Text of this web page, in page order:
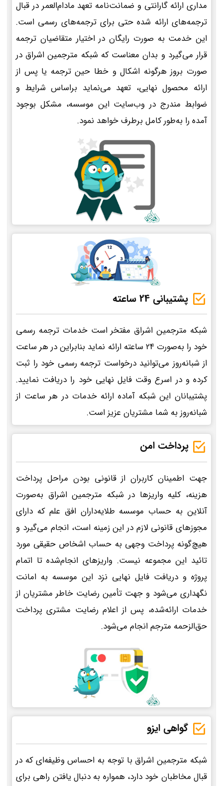
مداری ارائه گارانتی و ضمانت‌نامه تعهد مادام‌العمر در قبال
ترجمه‌های ارائه شده حتی برای ترجمه‌های رسمی است.
این خدمت به صورت رایگان در اختیار متقاضیان ترجمه
قرار می‌گیرد و بدان معناست که شبکه مترجمین اشراق در
صورت بروز هرگونه اشکال و خطا حین ترجمه یا پس از
ارائه محصول نهایی، تعهد می‌نماید براساس شرایط و
ضوابط مندرج در وب‌سایت این موسسه، مشکل بوجود
آمده را به‌طور کامل برطرف خواهد نمود.
پشتیبانی 24 ساعته
شبکه مترجمین اشراق مفتخر است خدمات ترجمه رسمی
خود را به‌صورت 24 ساعته ارائه نماید بنابراین در هر ساعت
از شبانه‌روز می‌توانید درخواست ترجمه رسمی خود را ثبت
کرده و در اسرع وقت فایل نهایی خود را دریافت نمایید.
پشتیبانان این شبکه آماده ارائه خدمات در هر ساعت از
شبانه‌روز به شما مشتریان عزیز است.
پرداخت امن
جهت اطمینان کاربران از قانونی بودن مراحل پرداخت
هزینه، کلیه واریزها در شبکه مترجمین اشراق به‌صورت
آنلاین به حساب موسسه طلایه‌داران افق علم که دارای
مجوزهای قانونی لازم در این زمینه است، انجام می‌گیرد و
هیچ‌گونه پرداخت وجهی به حساب اشخاص حقیقی مورد
تائید این مجموعه نیست. واریزهای انجام‌شده تا اتمام
پروژه و دریافت فایل نهایی نزد این موسسه به امانت
نگهداری می‌شود و جهت تأمین رضایت خاطر مشتریان از
خدمات ارائه‌شده، پس از اعلام رضایت مشتری پرداخت
حق‌الزحمه مترجم انجام می‌شود.
گواهی ایزو
شبکه مترجمین اشراق با توجه به احساس وظیفه‌ای که در
قبال مخاطبان خود دارد، همواره به دنبال یافتن راهی برای